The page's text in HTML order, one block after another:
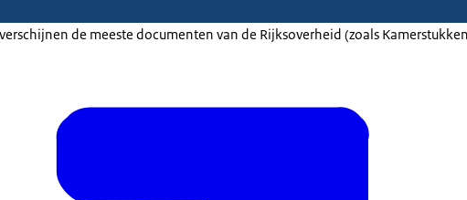
de meeste documenten van de Rijksoverheid (zoals